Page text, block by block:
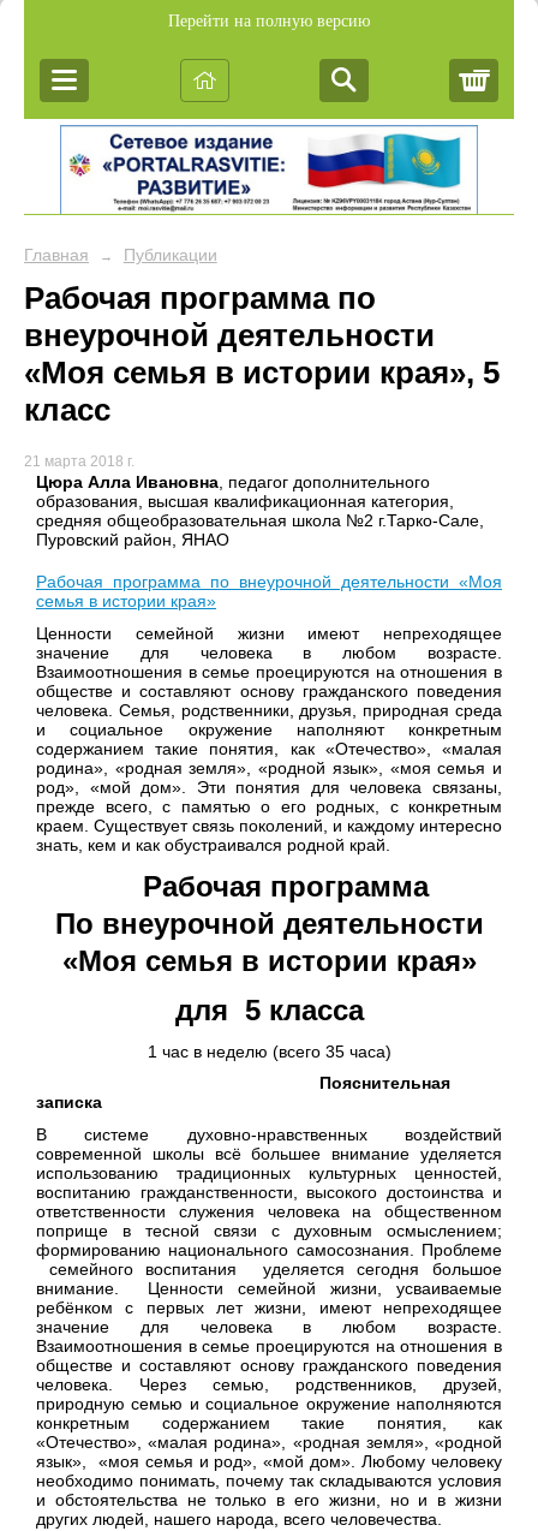
Перейти на полную версию
Главная → Публикации
Рабочая программа по
внеурочной деятельности
«Моя семья в истории края», 5
класс
21 марта 2018 г.
Цюра Алла Ивановна, педагог дополнительного
образования, высшая квалификационная категория,
средняя общеобразовательная школа №2 г.Тарко-Сале,
Пуровский район, ЯНАО
Рабочая программа по внеурочной деятельности «Моя
семья в истории края»
Ценности семейной жизни имеют непреходящее
значение для человека в любом возрасте.
Взаимоотношения в семье проецируются на отношения в
обществе и составляют основу гражданского поведения
человека. Семья, родственники, друзья, природная среда
и социальное окружение наполняют конкретным
содержанием такие понятия, как «Отечество», «малая
родина», «родная земля», «родной язык», «моя семья и
род», «мой дом». Эти понятия для человека связаны,
прежде всего, с памятью о его родных, с конкретным
краем. Существует связь поколений, и каждому интересно
знать, кем и как обустраивался родной край.
Рабочая программа
По внеурочной деятельности
«Моя семья в истории края»
для 5 класса
1 час в неделю (всего 35 часа)
Пояснительная
записка
В системе духовно-нравственных воздействий
современной школы всё большее внимание уделяется
использованию традиционных культурных ценностей,
воспитанию гражданственности, высокого достоинства и
ответственности служения человека на общественном
поприще в тесной связи с духовным осмыслением;
формированию национального самосознания. Проблеме
семейного воспитания уделяется сегодня большое
внимание. Ценности семейной жизни, усваиваемые
ребёнком с первых лет жизни, имеют непреходящее
значение для человека в любом возрасте.
Взаимоотношения в семье проецируются на отношения в
обществе и составляют основу гражданского поведения
человека. Через семью, родственников, друзей,
природную семью и социальное окружение наполняются
конкретным содержанием такие понятия, как
«Отечество», «малая родина», «родная земля», «родной
язык», «моя семья и род», «мой дом». Любому человеку
необходимо понимать, почему так складываются условия
и обстоятельства не только в его жизни, но и в жизни
других людей, нашего народа, всего человечества.